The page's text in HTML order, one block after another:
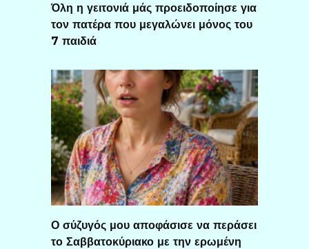
Όλη η γειτονιά μάς προειδοποίησε για
τον πατέρα που μεγαλώνει μόνος του
7 παιδιά
Ο σύζυγός μου αποφάσισε να περάσει
το Σαββατοκύριακο με την ερωμένη